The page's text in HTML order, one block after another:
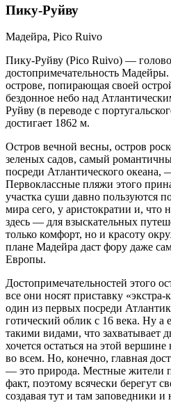
Пику-Руйву
Мадейра, Pico Ruivo
Пику-Руйву (Pico Ruivo) —
достопримечательность
острове, попирающая своей
бездонное небо над
Руйву (в переводе с
достигает 1862 м.
Остров вечной весны, остров
зеленых садов, самый
посреди Атлантического океана,
Первоклассные пляжи этого
участка суши давно пользуются
мира сего, у аристократии и,
здесь — для взыскательных
только комфорт, но и красоту
плане Мадейра даст фору даже
Европы.
Достопримечательностей этого
все они носят приставку
один из первых посреди
готический облик с 16 века. Ну
такими видами, что захватывает
хочется остаться на этой
во всем. Но, конечно, главная
— это природа. Местные жители
факт, поэтому всячески берегут
создавая тут и там заповедники